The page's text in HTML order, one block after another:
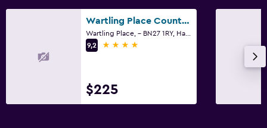
Wartling Place Country House
9,2
4 estrellas
$225